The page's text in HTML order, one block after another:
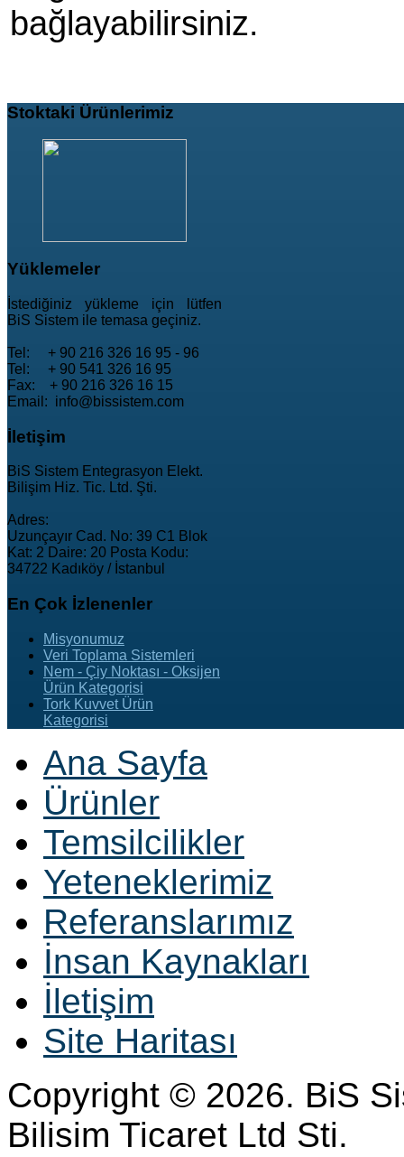
bağlayabilirsiniz.
Stoktaki Ürünlerimiz
Yüklemeler
İstediğiniz yükleme için lütfen
BiS Sistem ile temasa geçiniz.
Tel: + 90 216 326 16 95 - 96
Tel: + 90 541 326 16 95
Fax: + 90 216 326 16 15
Email: info@bissistem.com
İletişim
BiS Sistem Entegrasyon Elekt.
Bilişim Hiz. Tic. Ltd. Şti.
Adres:
Uzunçayır Cad. No: 39 C1 Blok
Kat: 2 Daire: 20 Posta Kodu:
34722 Kadıköy / İstanbul
En Çok İzlenenler
Misyonumuz
Veri Toplama Sistemleri
Nem - Çiy Noktası - Oksijen
Ürün Kategorisi
Tork Kuvvet Ürün
Kategorisi
Ana Sayfa
Ürünler
Temsilcilikler
Yeteneklerimiz
Referanslarımız
İnsan Kaynakları
İletişim
Site Haritası
Copyright © 2026. BiS
Bilisim Ticaret Ltd Sti.